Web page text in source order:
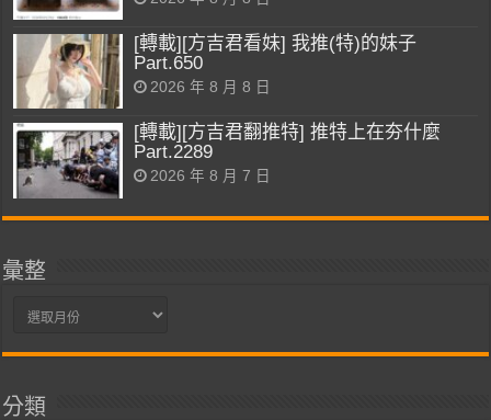
[轉載][方吉君看妹] 我推(特)的妹子
Part.650
2026 年 8 月 8 日
[轉載][方吉君翻推特] 推特上在夯什麼
Part.2289
2026 年 8 月 7 日
彙整
彙
分類